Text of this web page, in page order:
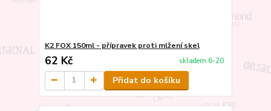
K2 FOX 150ml - přípravek proti mlžení skel
62 Kč skladem 6-20
Přidat do košíku